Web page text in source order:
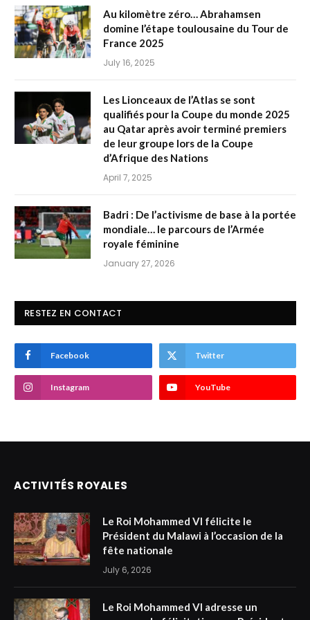
Au kilomètre zéro… Abrahamsen
domine l’étape toulousaine du Tour de
France 2025
July 16, 2025
Les Lionceaux de l’Atlas se sont
qualifiés pour la Coupe du monde 2025
au Qatar après avoir terminé premiers
de leur groupe lors de la Coupe
d’Afrique des Nations
April 7, 2025
Badri : De l’activisme de base à la portée
mondiale… le parcours de l’Armée
royale féminine
January 27, 2026
RESTEZ EN CONTACT
Facebook Twitter
Instagram YouTube
ACTIVITÉS ROYALES
Le Roi Mohammed VI félicite le
Président du Malawi à l’occasion de la
fête nationale
July 6, 2026
Le Roi Mohammed VI adresse un